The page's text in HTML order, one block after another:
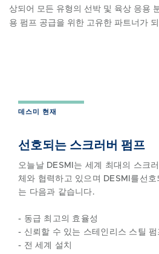
상되어 모든 유형의 선박 및 육상 응용
용 펌프 공급을 위한 고유한 파트너가
데스미 현재
선호되는 스크러버 펌프
오늘날 DESMI는 세계 최대의 스크
체와 협력하고 있으며 DESMI를선호
는 다음과 같습니다.
- 동급 최고의 효율성
- 신뢰할 수 있는 스테인리스 스틸 펌
- 전 세계 설치